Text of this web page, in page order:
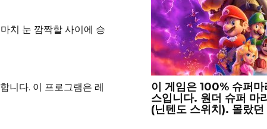
치 눈 깜짝할 사이에 승
니다. 이 프로그램은 레
이 게임은 100% 슈퍼마
스입니다. 원더 슈퍼 마
(닌텐도 스위치). 몰랐